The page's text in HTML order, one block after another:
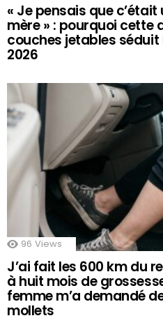
« Je pensais que
mère » : pourquoi cette
couches jetables séduit
2026
96 Views
J’ai fait les 600 km du
à huit mois de
femme m’a demandé
mollets